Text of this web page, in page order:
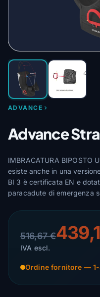
ADVANCE
Advance
IMBRACATURA BIPOSTO
esiste anche in una
BI 3 è certificata EN e
paracadute di emergenza
516,67 €
IVA escl.
Ordine fornitore —